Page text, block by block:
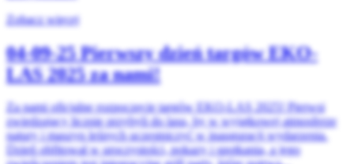
Zobacz więcej
04-09-25Pierwszy dzień targów EKO-
LAS 2025 za nami!
Za nami oficjalne rozpoczęcie targów EKO-LAS 2025! Pierwsi
zwiedzający licznie przybyli do lasu, by w wyjątkowej atmosferze
natury i maszyn leśnych uczestniczyć w inauguracji wydarzenia.
Dzień obfitował w uroczystości, pokazy i spotkania, a jego